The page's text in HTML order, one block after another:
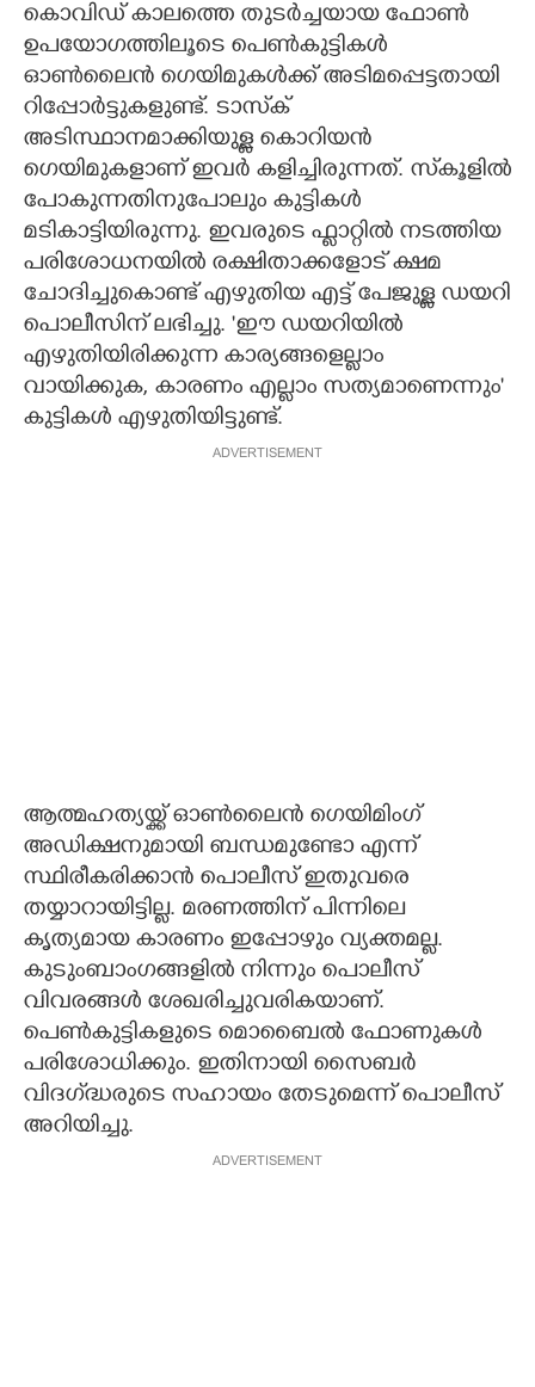
കൊവിഡ് കാലത്തെ തുടർച്ചയായ ഫോൺ
ഉപയോഗത്തിലൂടെ പെൺകുട്ടികൾ
ഓൺലൈൻ ഗെയിമുകൾക്ക് അടിമപ്പെട്ടതായി
റിപ്പോർട്ടുകളുണ്ട്. ടാസ്‌ക്
അടിസ്ഥാനമാക്കിയുള്ള കൊറിയൻ
ഗെയിമുകളാണ് ഇവർ കളിച്ചിരുന്നത്. സ്‌കൂളിൽ
പോകുന്നതിനുപോലും കുട്ടികൾ
മടികാട്ടിയിരുന്നു. ഇവരുടെ ഫ്ലാറ്റിൽ നടത്തിയ
പരിശോധനയിൽ രക്ഷിതാക്കളോട് ക്ഷമ
ചോദിച്ചുകൊണ്ട് എഴുതിയ എട്ട് പേജുള്ള ഡയറി
പൊലീസിന് ലഭിച്ചു. 'ഈ ഡയറിയിൽ
എഴുതിയിരിക്കുന്ന കാര്യങ്ങളെല്ലാം
വായിക്കുക, കാരണം എല്ലാം സത്യമാണെന്നും'
കുട്ടികൾ എഴുതിയിട്ടുണ്ട്.
ADVERTISEMENT
ആത്മഹത്യയ്ക്ക് ഓൺലൈൻ ഗെയിമിംഗ്
അഡിക്ഷനുമായി ബന്ധമുണ്ടോ എന്ന്
സ്ഥിരീകരിക്കാൻ പൊലീസ് ഇതുവരെ
തയ്യാറായിട്ടില്ല. മരണത്തിന് പിന്നിലെ
കൃത്യമായ കാരണം ഇപ്പോഴും വ്യക്തമല്ല.
കുടുംബാംഗങ്ങളിൽ നിന്നും പൊലീസ്
വിവരങ്ങൾ ശേഖരിച്ചുവരികയാണ്.
പെൺകുട്ടികളുടെ മൊബൈൽ ഫോണുകൾ
പരിശോധിക്കും. ഇതിനായി സൈബർ
വിദഗ്‌ദ്ധരുടെ സഹായം തേടുമെന്ന് പൊലീസ്
അറിയിച്ചു.
ADVERTISEMENT